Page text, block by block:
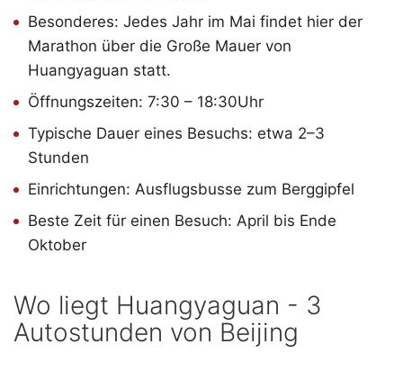
Besonderes: Jedes Jahr im Mai findet hier der
Marathon über die Große Mauer von
Huangyaguan statt.
Öffnungszeiten: 7:30 – 18:30Uhr
Typische Dauer eines Besuchs: etwa 2–3
Stunden
Einrichtungen: Ausflugsbusse zum Berggipfel
Beste Zeit für einen Besuch: April bis Ende
Oktober
Wo liegt Huangyaguan - 3
Autostunden von Beijing